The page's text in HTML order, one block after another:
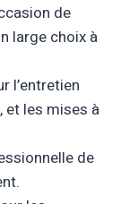
de
large choix à
l’entretien
et les mises à
de